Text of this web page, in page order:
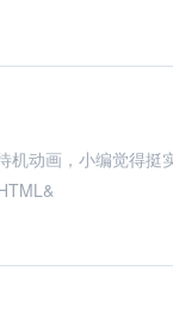
动画，小编觉得